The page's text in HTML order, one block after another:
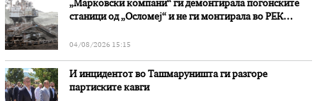
„Марковски компани“ ги демонтирала погонските
станици од „Осломеј“ и не ги монтирала во РЕК
04/08/2026 15:15
И инцидентот во Ташмаруништa ги разгоре
партиските кавги